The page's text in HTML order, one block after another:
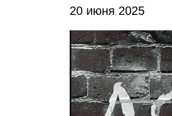
20 июня 2025